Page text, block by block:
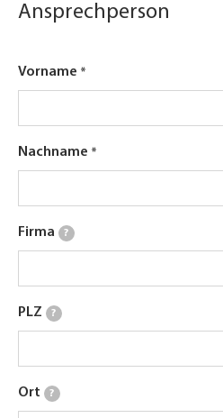
Ansprechperson
Vorname
Nachname
Firma ?
PLZ ?
Ort ?